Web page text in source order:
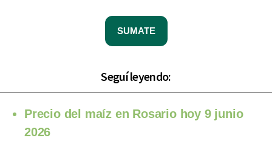
SUMATE
Seguí leyendo:
Precio del maíz en Rosario hoy 9 junio
2026